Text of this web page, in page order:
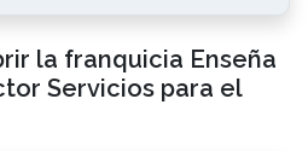
la franquicia Enseña
Servicios para el